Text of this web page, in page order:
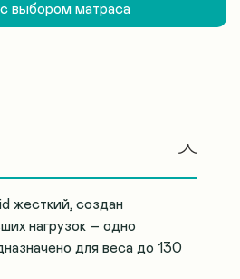
выбором матраса
жесткий, создан
нагрузок – одно
для веса до 130